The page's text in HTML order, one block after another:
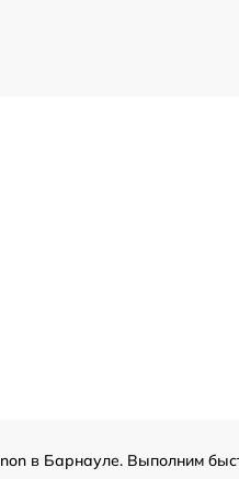
в Барнауле. Выполним